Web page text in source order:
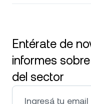
Entérate de
informes
del sector